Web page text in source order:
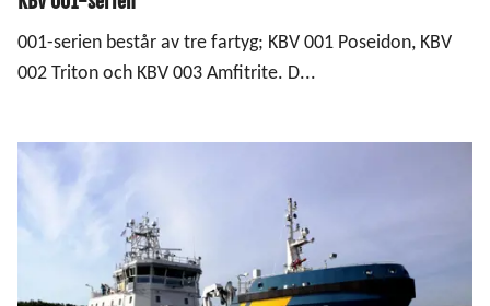
KBV 301-serien
KBV 501-503 (flyg)
001-serien består av tre fartyg; KBV 001 Poseidon, KBV
002 Triton och KBV 003 Amfitrite. D...